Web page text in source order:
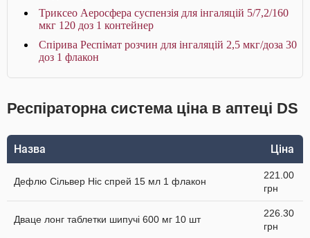
Триксео Аеросфера суспензія для інгаляцій 5/7,2/160
мкг 120 доз 1 контейнер
Спірива Респімат розчин для інгаляцій 2,5 мкг/доза 30
доз 1 флакон
Респіраторна система ціна в аптеці DS
Назва Ціна
Дефлю Сільвер Ніс спрей 15 мл 1 флакон
221.00
грн
Дваце лонг таблетки шипучі 600 мг 10 шт
226.30
грн